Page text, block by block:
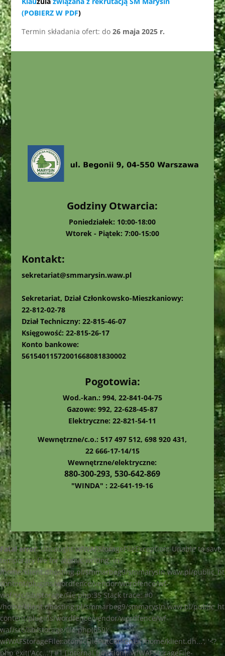
(POBIERZ W PDF)
Termin składania ofert: do 26 maja 2025 r.
Godziny Otwarcia:
Poniedziałek: 10:00-18:00
Wtorek - Piątek: 7:00-15:00
Kontakt:
sekretariat@smmarysin.waw.pl
Sekretariat, Dział Członkowsko-Mieszkaniowy:
22-812-02-78
Dział Techniczny: 22-815-46-07
Księgowość: 22-815-26-17
Konto bankowe:
56154011572001668081830002
Pogotowia:
Wod.-kan.: 994, 22-841-04-75
Gazowe: 992, 22-628-45-87
Elektryczne: 22-821-54-11
Wewnętrzne/c.o.: 517 497 512, 698 920 431,
22 666-17-14/15
Wewnętrzne/elektryczne:
880-300-293, 530-642-869
"WINDA" : 22-641-19-16
Fatal error: Uncaught wfWAFStorageFileException: Unable to save
temporary file for atomic writing. in
/home/klient.dhosting.pl/smmarbeg9/smmarysin.waw.pl/
content/plugins/wordfence/vendor/wordfence/wf-
waf/src/lib/storage/file.php:35 Stack trace: #0
/home/klient.dhosting.pl/smmarbeg9/smmarysin.waw.pl/
content/plugins/wordfence/vendor/wordfence/wf-
waf/src/lib/storage/file.php(659):
wfWAFStorageFile::atomicFilePutContents('/home/klient.dh...', '<?
php exit('Acc...') #1 [internal function]: wfWAFStorageFile-